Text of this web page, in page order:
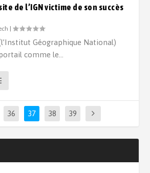
de l’IGN victime de son succès
|
Géographique National)
comme le...
36 37 38 39